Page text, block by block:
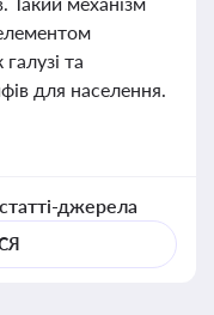
та
для населення.
джерела